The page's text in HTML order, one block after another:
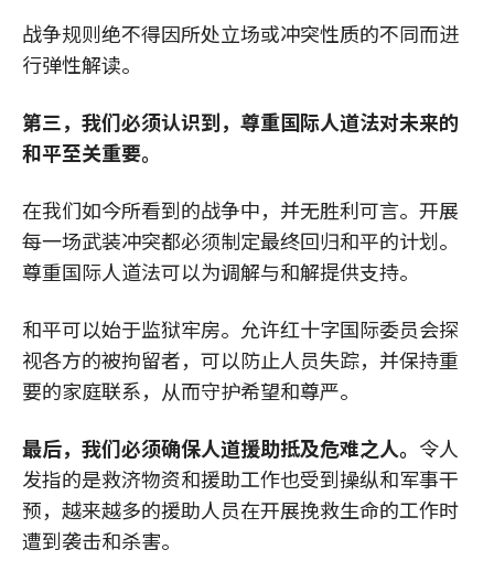
战争规则绝不得因所处立场或冲突性质的不同而进
行弹性解读。
第三，我们必须认识到，尊重国际人道法对未来的
和平至关重要。
在我们如今所看到的战争中，并无胜利可言。开展
每一场武装冲突都必须制定最终回归和平的计划。
尊重国际人道法可以为调解与和解提供支持。
和平可以始于监狱牢房。允许红十字国际委员会探
视各方的被拘留者，可以防止人员失踪，并保持重
要的家庭联系，从而守护希望和尊严。
最后，我们必须确保人道援助抵及危难之人。 令人
发指的是救济物资和援助工作也受到操纵和军事干
预，越来越多的援助人员在开展挽救生命的工作时
遭到袭击和杀害。